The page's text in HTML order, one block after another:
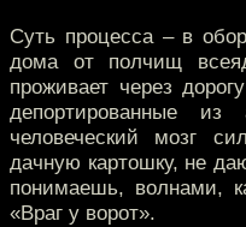
Суть процесса – в
дома от полчищ
проживает через
депортированные
человеческий мозг
дачную картошку, не
понимаешь, волнами,
«Враг у ворот».